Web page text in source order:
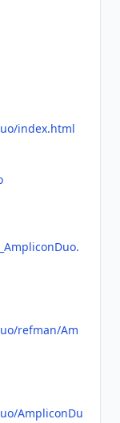
index.html
refman/Am
AmpliconDu